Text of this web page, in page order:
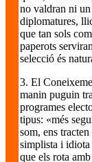
no valdran ni un
diplomatures,
que tan sols
paperots
selecció és
3. El
manin puguin
programes
tipus: «més
som, ens
simplista i idiota
que els rota